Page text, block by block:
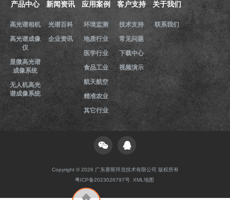
产品中心
高光谱相机
高光谱成像
仪
显微高光谱
成像系统
无人机高光
谱成像系统
新闻资讯
光谱百科
企业资讯
应用案例
环境监测
地质行业
医学行业
食品工业
航天航空
精准农业
其它行业
客户支持
技术支持
常见问题
下载中心
视频演示
关于我们
联系我们
Copyright © 2026 广东赛斯拜克技术有限公司 版权所有
粤ICP备2023026797号 XML地图